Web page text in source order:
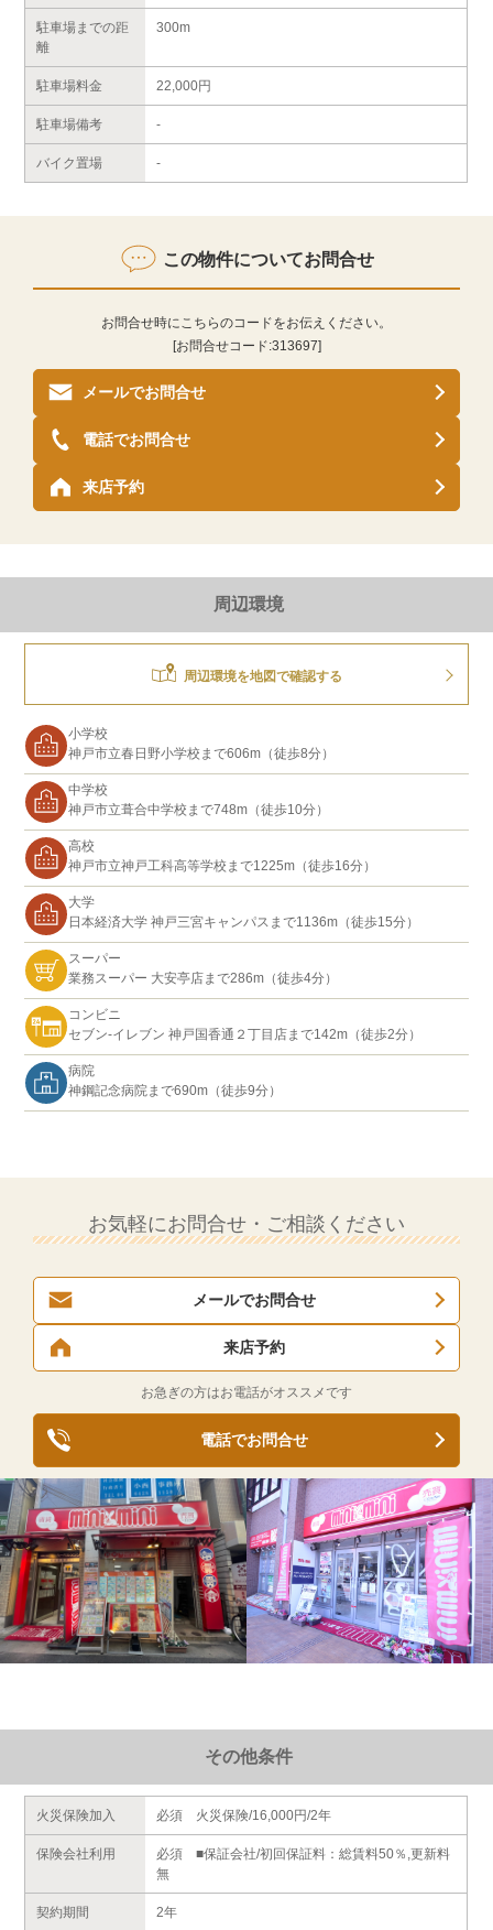
駐車場までの距
離
300m
駐車場料金 22,000円
駐車場備考 -
バイク置場 -
この物件についてお問合せ
お問合せ時にこちらのコードをお伝えください。
[お問合せコード:313697]
メールでお問合せ
来店予約
電話でお問合せ
周辺環境
周辺環境を地図で確認する
小学校
神戸市立春日野小学校まで606m（徒歩8分）
中学校
神戸市立葺合中学校まで748m（徒歩10分）
高校
神戸市立神戸工科高等学校まで1225m（徒歩16分）
大学
日本経済大学 神戸三宮キャンパスまで1136m（徒歩15分）
スーパー
業務スーパー 大安亭店まで286m（徒歩4分）
コンビニ
セブン-イレブン 神戸国香通２丁目店まで142m（徒歩2分）
病院
神鋼記念病院まで690m（徒歩9分）
お気軽にお問合せ・ご相談ください
メールでお問合せ
来店予約
お急ぎの方はお電話がオススメです
電話でお問合せ
その他条件
火災保険加入 必須 火災保険/16,000円/2年
保険会社利用
必須 ■保証会社/初回保証料：総賃料50％,更新料
無
契約期間 2年